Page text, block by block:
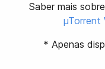
Saber mais
µTorrent
* Apenas